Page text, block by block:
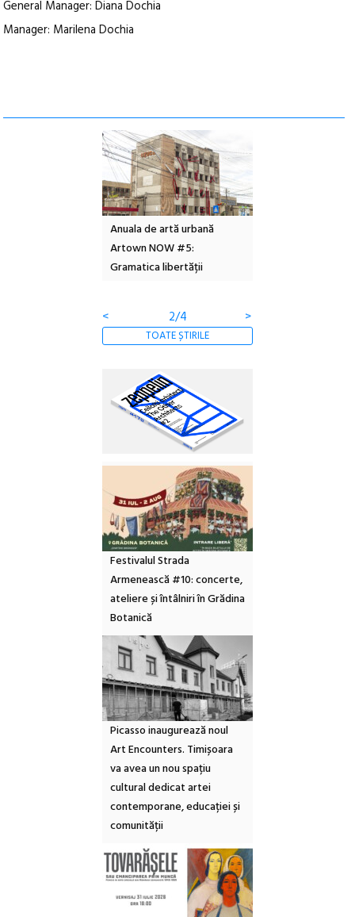
General Manager: Diana Dochia
Manager: Marilena Dochia
Anuala de artă urbană
Artown NOW #5:
Gramatica libertății
< 2/4 >
TOATE ȘTIRILE
Festivalul Strada
Armenească #10: concerte,
ateliere și întâlniri în Grădina
Botanică
Picasso inaugurează noul
Art Encounters. Timișoara
va avea un nou spațiu
cultural dedicat artei
contemporane, educației și
comunității